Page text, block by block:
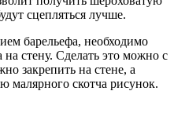
сцепляться лучше.
барельефа, необходимо
на стену. Сделать это можно с
закрепить на стене, а
малярного скотча рисунок.